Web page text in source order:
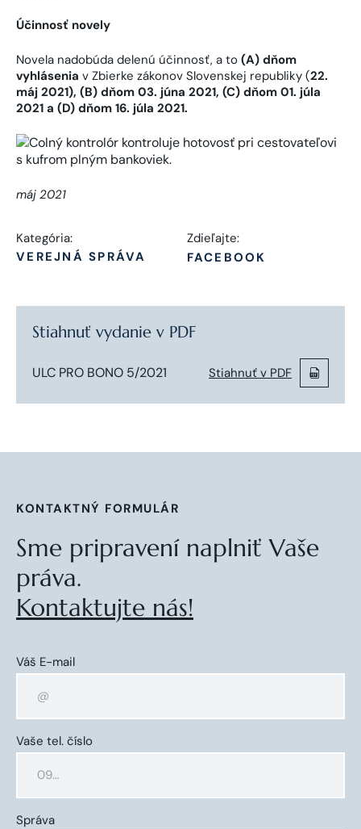
Účinnosť novely
Novela nadobúda delenú účinnosť, a to (A) dňom
vyhlásenia v Zbierke zákonov Slovenskej republiky (22.
máj 2021), (B) dňom 03. júna 2021, (C) dňom 01. júla
2021 a (D) dňom 16. júla 2021.
máj 2021
Kategória:
VEREJNÁ SPRÁVA
Zdieľajte:
FACEBOOK
Stiahnuť vydanie v PDF
ULC PRO BONO 5/2021 Stiahnuť v PDF
KONTAKTNÝ FORMULÁR
Sme pripravení naplniť Vaše
práva.
Kontaktujte nás!
Váš E-mail
Vaše tel. číslo
Správa